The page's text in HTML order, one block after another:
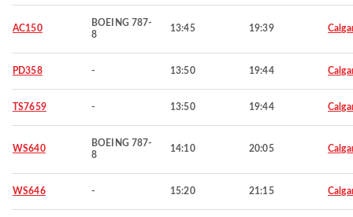
AC150
BOEING 787-
8
13:45 19:39
PD358 - 13:50 19:44
TS7659 - 13:50 19:44
WS640
BOEING 787-
8
14:10 20:05
WS646 - 15:20 21:15